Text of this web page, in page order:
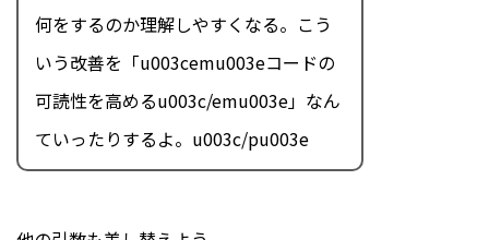
何をするのか理解しやすくなる。こう
いう改善を「u003cemu003eコードの
可読性を高めるu003c/emu003e」なん
ていったりするよ。u003c/pu003e